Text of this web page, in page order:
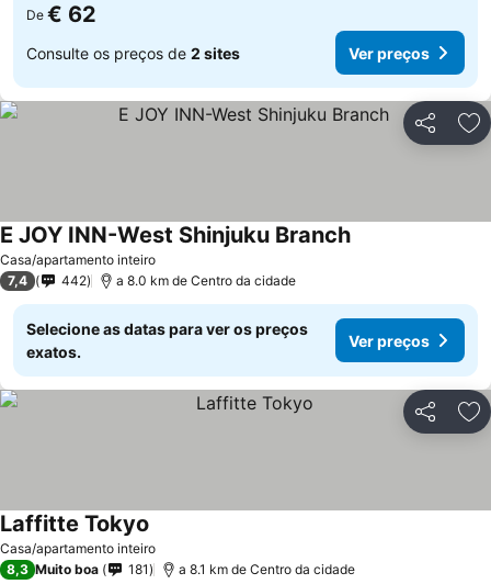
De € 62
Consulte os preços de 2 sites Ver preços
Partilhar
Casa/apartamento inteiro
E JOY INN-West Shinjuku Branch
7,4 442 a 8.0 km de Centro da cidade
Selecione as datas para ver os preços
exatos.
Ver preços
Partilhar
Casa/apartamento inteiro
Laffitte Tokyo
8,3 Muito boa 181 a 8.1 km de Centro da cidade